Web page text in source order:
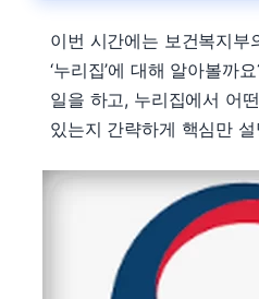
이번 시간에는 보건복지부
‘누리집’에 대해 알아볼까
일을 하고, 누리집에서 어
있는지 간략하게 핵심만